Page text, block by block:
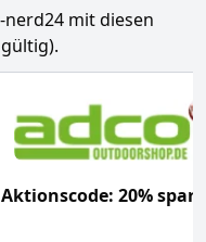
nerd24 mit diesen
Aktionscode: 20%